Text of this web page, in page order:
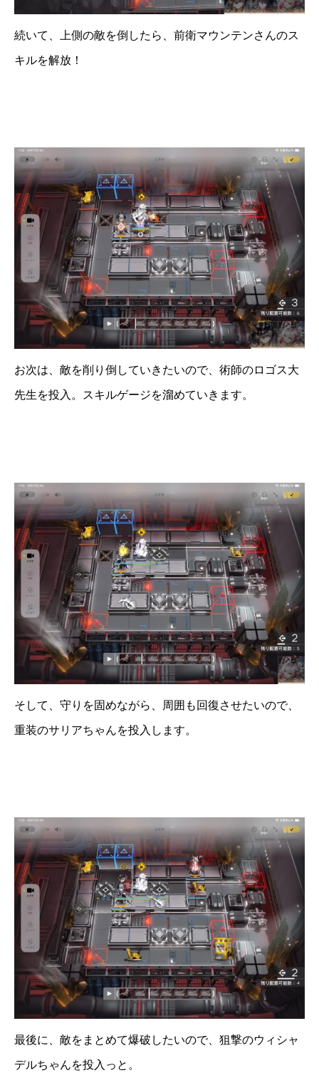
続いて、上側の敵を倒したら、前衛マウンテンさんのス
キルを解放！
お次は、敵を削り倒していきたいので、術師のロゴス大
先生を投入。スキルゲージを溜めていきます。
そして、守りを固めながら、周囲も回復させたいので、
重装のサリアちゃんを投入します。
最後に、敵をまとめて爆破したいので、狙撃のウィシャ
デルちゃんを投入っと。